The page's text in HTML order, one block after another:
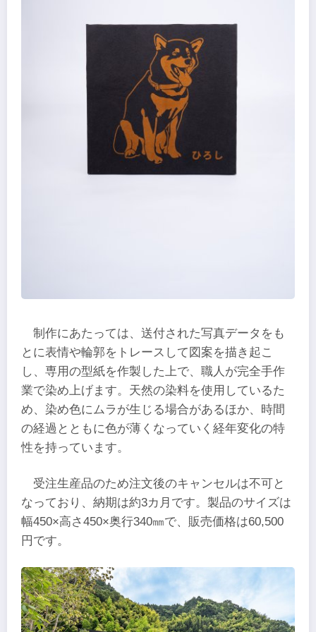
制作にあたっては、送付された写真データをも
とに表情や輪郭をトレースして図案を描き起こ
し、専用の型紙を作製した上で、職人が完全手作
業で染め上げます。天然の染料を使用しているた
め、染め色にムラが生じる場合があるほか、時間
の経過とともに色が薄くなっていく経年変化の特
性を持っています。
受注生産品のため注文後のキャンセルは不可と
なっており、納期は約3カ月です。製品のサイズは
幅450×高さ450×奥行340㎜で、販売価格は60,500
円です。